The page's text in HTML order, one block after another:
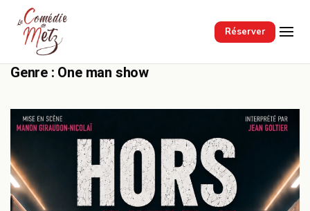
Réserver
Passer au contenu principal
Genre : One man show